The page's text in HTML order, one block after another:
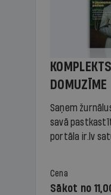
DOMUZĪME
Saņem
savā
portāla ir.lv
Cena
Sākot no